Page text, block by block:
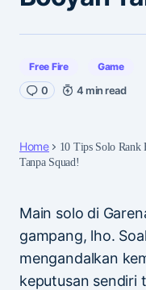
Free Fire Game
0 4 min read
Home
10 Tips Solo Rank
Tanpa Squad!
Main solo di
gampang, lho.
mengandalkan
keputusan sendiri